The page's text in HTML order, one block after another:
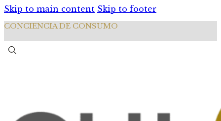
Skip to main content Skip to footer
CONCIENCIA DE CONSUMO